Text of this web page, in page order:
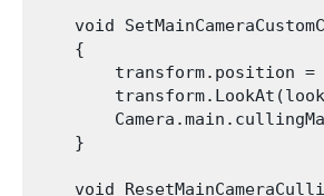
void
    {
transform.position =
    }
void